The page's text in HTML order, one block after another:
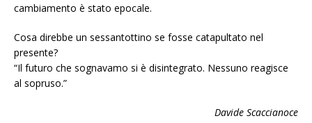
cambiamento è stato epocale.
Cosa direbbe un sessantottino se fosse catapultato nel
presente?
“Il futuro che sognavamo si è disintegrato. Nessuno reagisce
al sopruso.”
Davide Scaccianoce